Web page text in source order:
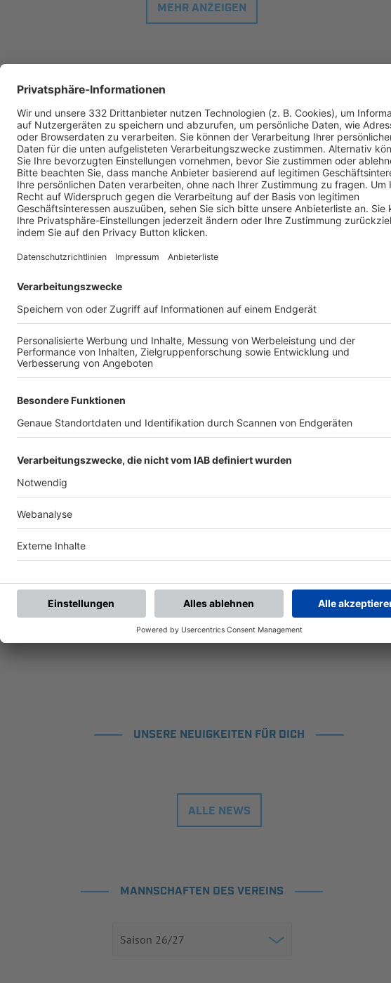
MEHR ANZEIGEN
BFV-Widget generieren
Widget auf Ihre Website?
Ganz einfach mit den BFV-
Widgets.
mannschaftsübergreifend
als PDF öffnen.
UNSERE NEUIGKEITEN FÜR DICH
ALLE NEWS
MANNSCHAFTEN DES VEREINS